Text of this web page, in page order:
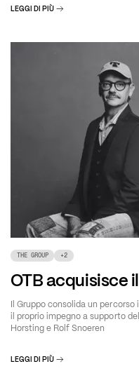
LEGGI DI PIÙ
THE GROUP +2
OTB acquisisce
Il Gruppo consolida un
il proprio impegno a supporto
Horsting e Rolf Snoeren
LEGGI DI PIÙ